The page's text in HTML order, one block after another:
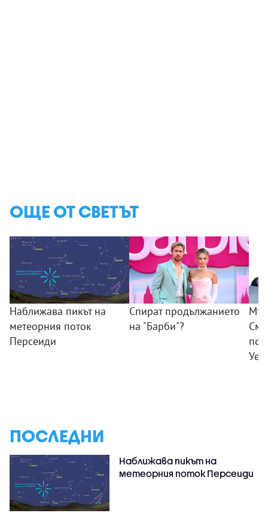
ОЩЕ ОТ СВЕТЪТ
Наближава пикът на
метеорния поток
Персеиди
Спират продължанието
на "Барби"?
ПОСЛЕДНИ
Наближава пикът на
метеорния поток Персеиди